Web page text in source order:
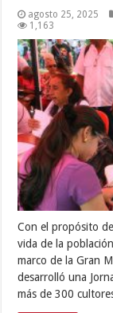
agosto 25, 2025
1,163
Con el propósito
vida de la
marco de la Gran
desarrolló una
más de 300